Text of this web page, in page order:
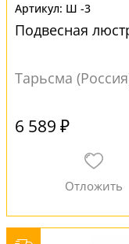
Ш -3
Подвесная
Тарьсма
6 589 ₽